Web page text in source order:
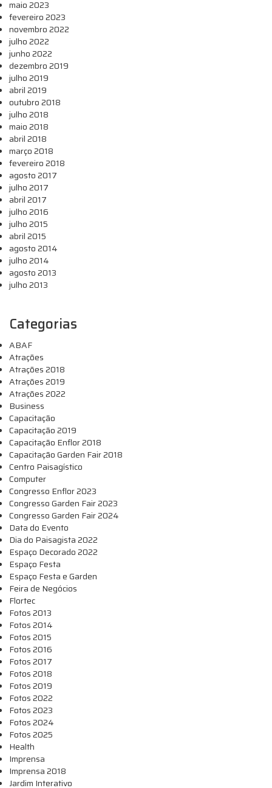
maio 2023
fevereiro 2023
novembro 2022
julho 2022
junho 2022
dezembro 2019
julho 2019
abril 2019
outubro 2018
julho 2018
maio 2018
abril 2018
março 2018
fevereiro 2018
agosto 2017
julho 2017
abril 2017
julho 2016
julho 2015
abril 2015
agosto 2014
julho 2014
agosto 2013
julho 2013
Categorias
ABAF
Atrações
Atrações 2018
Atrações 2019
Atrações 2022
Business
Capacitação
Capacitação 2019
Capacitação Enflor 2018
Capacitação Garden Fair 2018
Centro Paisagístico
Computer
Congresso Enflor 2023
Congresso Garden Fair 2023
Congresso Garden Fair 2024
Data do Evento
Dia do Paisagista 2022
Espaço Decorado 2022
Espaço Festa
Espaço Festa e Garden
Feira de Negócios
Flortec
Fotos 2013
Fotos 2014
Fotos 2015
Fotos 2016
Fotos 2017
Fotos 2018
Fotos 2019
Fotos 2022
Fotos 2023
Fotos 2024
Fotos 2025
Health
Imprensa
Imprensa 2018
Jardim Interativo